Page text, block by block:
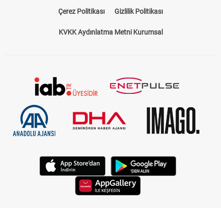
Çerez Politikası Gizlilik Politikası
KVKK Aydınlatma Metni Kurumsal